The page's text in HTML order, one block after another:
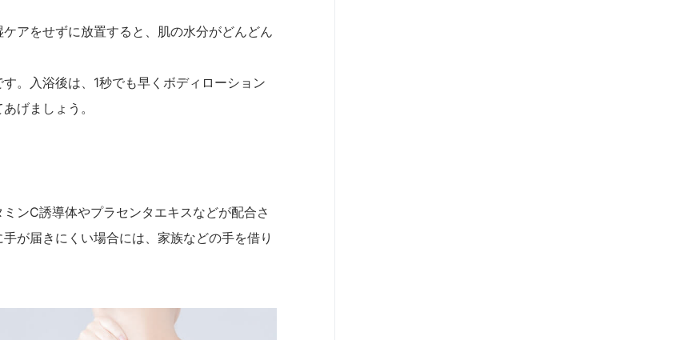
アをせずに放置すると、肌の水分がどんどん
。入浴後は、1秒でも早くボディローション
げましょう。
ンC誘導体やプラセンタエキスなどが配合さ
が届きにくい場合には、家族などの手を借り